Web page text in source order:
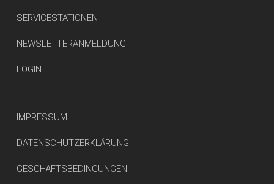
SERVICESTATIONEN
NEWSLETTERANMELDUNG
LOGIN
IMPRESSUM
DATENSCHUTZERKLÄRUNG
GESCHÄFTSBEDINGUNGEN